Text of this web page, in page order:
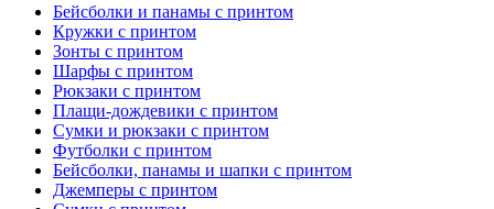
Бейсболки и панамы с принтом
Кружки с принтом
Зонты с принтом
Шарфы с принтом
Рюкзаки с принтом
Плащи-дождевики с принтом
Сумки и рюкзаки с принтом
Футболки с принтом
Бейсболки, панамы и шапки с принтом
Джемперы с принтом